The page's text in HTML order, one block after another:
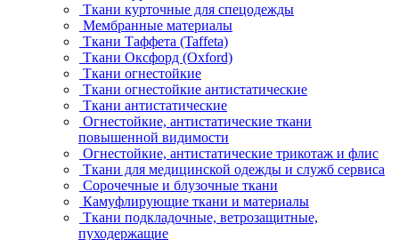
Ткани курточные для спецодежды
Мембранные материалы
Ткани Таффета (Taffeta)
Ткани Оксфорд (Oxford)
Ткани огнестойкие
Ткани огнестойкие антистатические
Ткани антистатические
Огнестойкие, антистатические ткани
повышенной видимости
Огнестойкие, антистатические трикотаж и флис
Ткани для медицинской одежды и служб сервиса
Сорочечные и блузочные ткани
Камуфлирующие ткани и материалы
Ткани подкладочные, ветрозащитные,
пуходержащие